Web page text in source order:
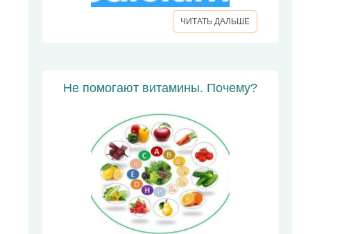
ЧИТАТЬ ДАЛЬШЕ
Не помогают витамины. Почему?